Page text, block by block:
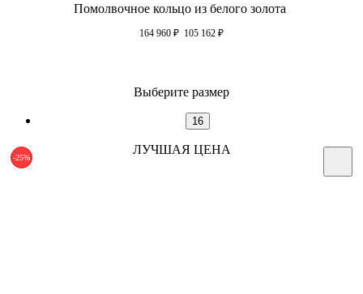
Помолвочное кольцо из белого золота
164 960 ₽ 105 162 ₽
Выберите размер
16
-25%
ЛУЧШАЯ ЦЕНА